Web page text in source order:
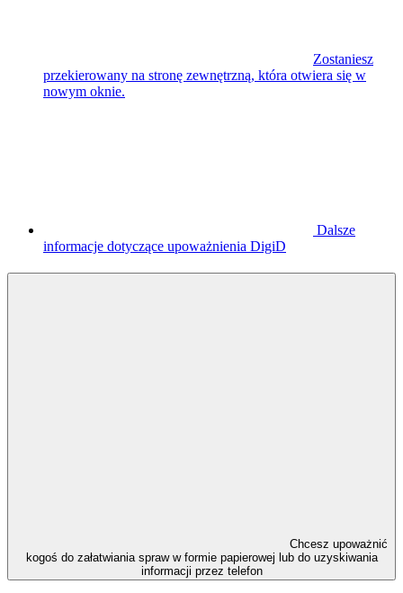
Zostaniesz
przekierowany na stronę zewnętrzną, która otwiera się w
nowym oknie.
Dalsze
informacje dotyczące upoważnienia DigiD
Chcesz upoważnić
kogoś do załatwiania spraw w formie papierowej lub do uzyskiwania
informacji przez telefon